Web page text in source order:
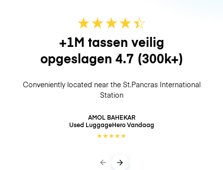
★★★★☆
★
+1M tassen veilig
opgeslagen 4.7 (300k+)
Conveniently located near the St.Pancras International
Station
AMOL BAHEKAR
Used LuggageHeroVandaag
★★★★★